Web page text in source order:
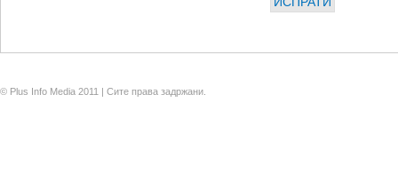
© Plus Info Media 2011 | Сите права задржани.